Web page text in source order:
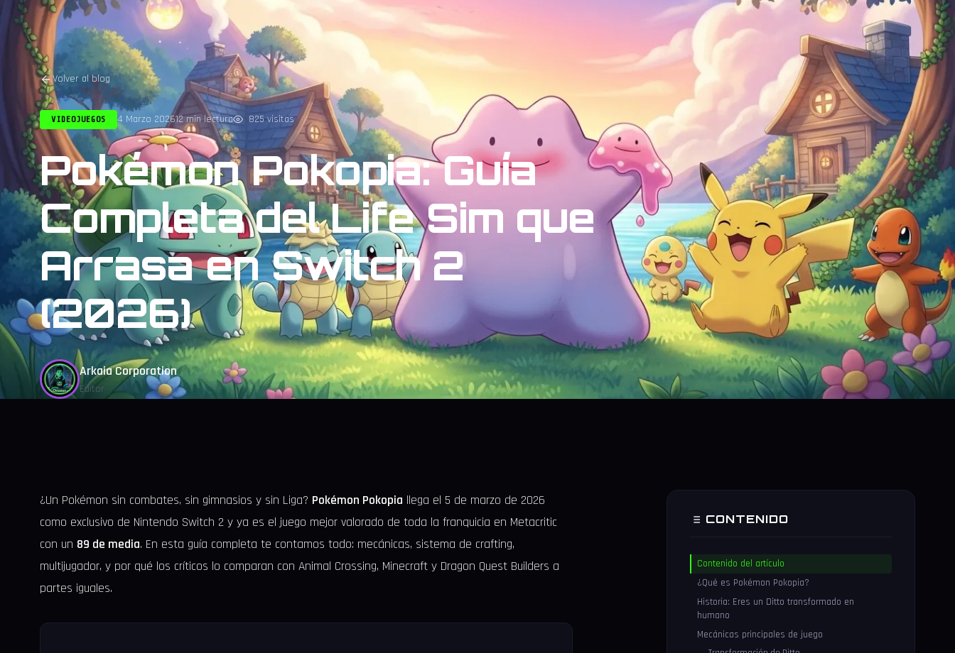
Volver al blog
VIDEOJUEGOS 4 Marzo 202612 min lectura 825 visitas
Pokémon Pokopia: Guía
Completa del Life Sim que
Arrasa en Switch 2
(2026)
Arkaia Corporation
Editor
¿Un Pokémon sin combates, sin gimnasios y sin Liga? Pokémon Pokopia llega el 5 de marzo de 2026
como exclusivo de Nintendo Switch 2 y ya es el juego mejor valorado de toda la franquicia en Metacritic
con un 89 de media. En esta guía completa te contamos todo: mecánicas, sistema de crafting,
multijugador, y por qué los críticos lo comparan con Animal Crossing, Minecraft y Dragon Quest Builders a
partes iguales.
CONTENIDO
Contenido del artículo
¿Qué es Pokémon Pokopia?
Historia: Eres un Ditto transformado en
humano
Mecánicas principales de juego